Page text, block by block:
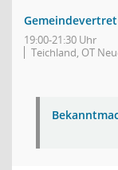
19:00-21:30 Uhr
Teichland, OT